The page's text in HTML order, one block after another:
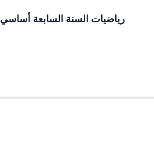
رياضيات السنة السابعة أساسي